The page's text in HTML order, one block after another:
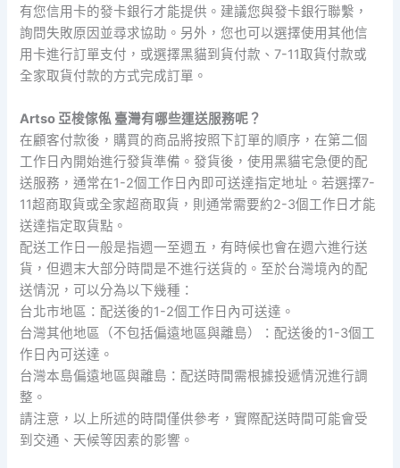
有您信用卡的發卡銀行才能提供。建議您與發卡銀行聯繫，
詢問失敗原因並尋求協助。另外，您也可以選擇使用其他信
用卡進行訂單支付，或選擇黑貓到貨付款、7-11取貨付款或
全家取貨付款的方式完成訂單。
Artso 亞梭傢俬 臺灣有哪些運送服務呢？
在顧客付款後，購買的商品將按照下訂單的順序，在第二個
工作日內開始進行發貨準備。發貨後，使用黑貓宅急便的配
送服務，通常在1-2個工作日內即可送達指定地址。若選擇7-
11超商取貨或全家超商取貨，則通常需要約2-3個工作日才能
送達指定取貨點。
配送工作日一般是指週一至週五，有時候也會在週六進行送
貨，但週末大部分時間是不進行送貨的。至於台灣境內的配
送情況，可以分為以下幾種：
台北市地區：配送後的1-2個工作日內可送達。
台灣其他地區（不包括偏遠地區與離島）：配送後的1-3個工
作日內可送達。
台灣本島偏遠地區與離島：配送時間需根據投遞情況進行調
整。
請注意，以上所述的時間僅供參考，實際配送時間可能會受
到交通、天候等因素的影響。